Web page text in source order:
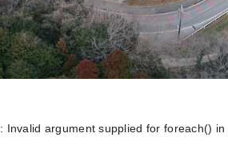
: Invalid argument supplied for foreach() in